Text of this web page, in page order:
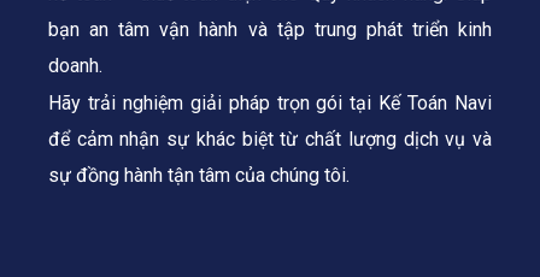
bạn an tâm vận hành và tập trung phát triển kinh
doanh.
Hãy trải nghiệm giải pháp trọn gói tại Kế Toán Navi
để cảm nhận sự khác biệt từ chất lượng dịch vụ và
sự đồng hành tận tâm của chúng tôi.